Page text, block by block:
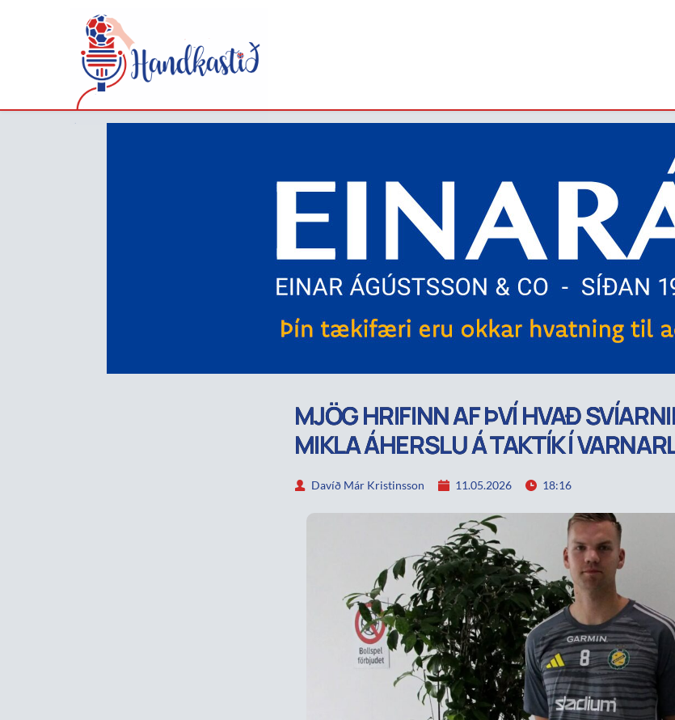
MJÖG HRIFINN AF ÞVÍ HVAÐ
MIKLA ÁHERSLU Á TAKTÍK Í
Davíð Már Kristinsson 11.05.2026 18:16